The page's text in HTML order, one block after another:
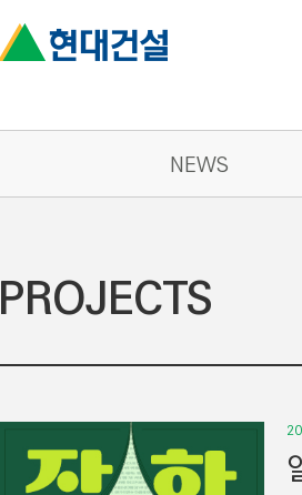
NEWS
PROJECTS